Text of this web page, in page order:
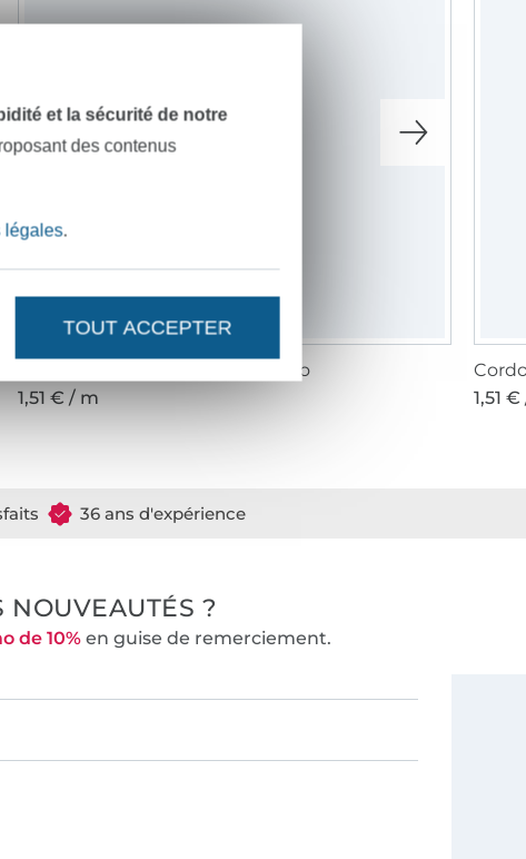
Cordon torsadé 5 mm, jaune fluo
1,51 € / m
1,51
36 ans d'expérience
NOUVEAUTÉS ?
de 10%en guise de remerciement.
et la sécurité de notre
des contenus
légales.
TOUT ACCEPTER